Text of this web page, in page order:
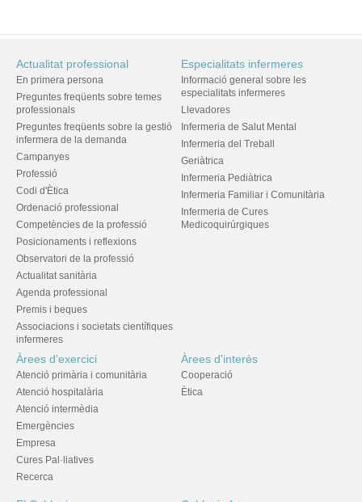
Actualitat professional
En primera persona
Preguntes freqüents sobre temes
professionals
Preguntes freqüents sobre la gestió
infermera de la demanda
Campanyes
Professió
Codi d'Ètica
Ordenació professional
Competències de la professió
Posicionaments i reflexions
Observatori de la professió
Actualitat sanitària
Agenda professional
Premis i beques
Associacions i societats científiques
infermeres
Especialitats infermeres
Informació general sobre les
especialitats infermeres
Llevadores
Infermeria de Salut Mental
Infermeria del Treball
Geriàtrica
Infermeria Pediàtrica
Infermeria Familiar i Comunitària
Infermeria de Cures
Medicoquirúrgiques
Àrees d'exercici
Atenció primària i comunitària
Atenció hospitalària
Atenció intermèdia
Emergències
Empresa
Cures Pal·liatives
Recerca
Àrees d'interès
Cooperació
Ètica